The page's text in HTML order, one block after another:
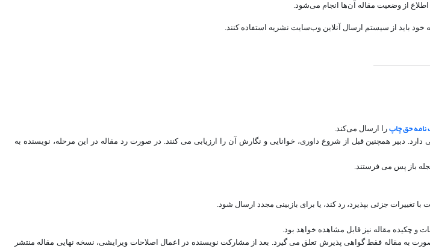
باید از سیستم ارسال آنلاین وب‌سایت نشریه استفاده کنند.
حق چاپ را ارسال می‌کند.
دبیر همچنین قبل از شروع داوری، خوانایی و نگارش آن را ارزیابی می کنند. در صورت رد مقاله در این مرحله، نویسنده به
باز پس می فرستند.
جزئی بپذیرد، رد کند، یا برای بازبینی مجدد ارسال شود.
و چکیده مقاله نیز قابل مشاهده خواهد بود.
به مقاله فقط گواهی پذیرش تعلق می گیرد. بعد از مشارکت نویسنده در اعمال اصلاحات ویرایشی، نسخه نهایی مقاله منتشر